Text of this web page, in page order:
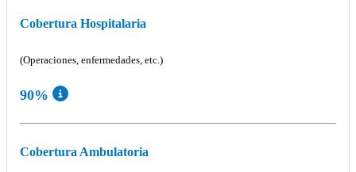
Cobertura Hospitalaria
(Operaciones, enfermedades, etc.)
90%
Cobertura Ambulatoria